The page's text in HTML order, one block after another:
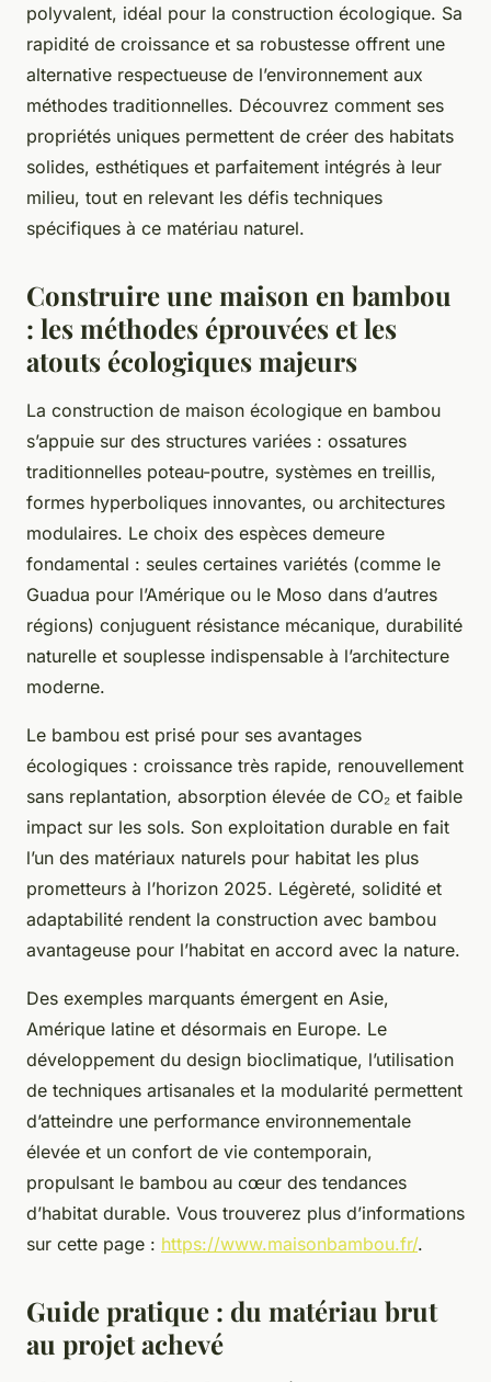
polyvalent, idéal pour la construction écologique. Sa
rapidité de croissance et sa robustesse offrent une
alternative respectueuse de l’environnement aux
méthodes traditionnelles. Découvrez comment ses
propriétés uniques permettent de créer des habitats
solides, esthétiques et parfaitement intégrés à leur
milieu, tout en relevant les défis techniques
spécifiques à ce matériau naturel.
Construire une maison en bambou
: les méthodes éprouvées et les
atouts écologiques majeurs
La construction de maison écologique en bambou
s’appuie sur des structures variées : ossatures
traditionnelles poteau-poutre, systèmes en treillis,
formes hyperboliques innovantes, ou architectures
modulaires. Le choix des espèces demeure
fondamental : seules certaines variétés (comme le
Guadua pour l’Amérique ou le Moso dans d’autres
régions) conjuguent résistance mécanique, durabilité
naturelle et souplesse indispensable à l’architecture
moderne.
Le bambou est prisé pour ses avantages
écologiques : croissance très rapide, renouvellement
sans replantation, absorption élevée de CO₂ et faible
impact sur les sols. Son exploitation durable en fait
l’un des matériaux naturels pour habitat les plus
prometteurs à l’horizon 2025. Légèreté, solidité et
adaptabilité rendent la construction avec bambou
avantageuse pour l’habitat en accord avec la nature.
Des exemples marquants émergent en Asie,
Amérique latine et désormais en Europe. Le
développement du design bioclimatique, l’utilisation
de techniques artisanales et la modularité permettent
d’atteindre une performance environnementale
élevée et un confort de vie contemporain,
propulsant le bambou au cœur des tendances
d’habitat durable. Vous trouverez plus d’informations
sur cette page : https://www.maisonbambou.fr/.
Guide pratique : du matériau brut
au projet achevé